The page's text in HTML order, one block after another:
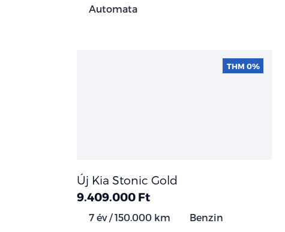
Automata
Új Kia Stonic Gold
9.409.000 Ft
7 év / 150.000 km
Benzin
THM 0%